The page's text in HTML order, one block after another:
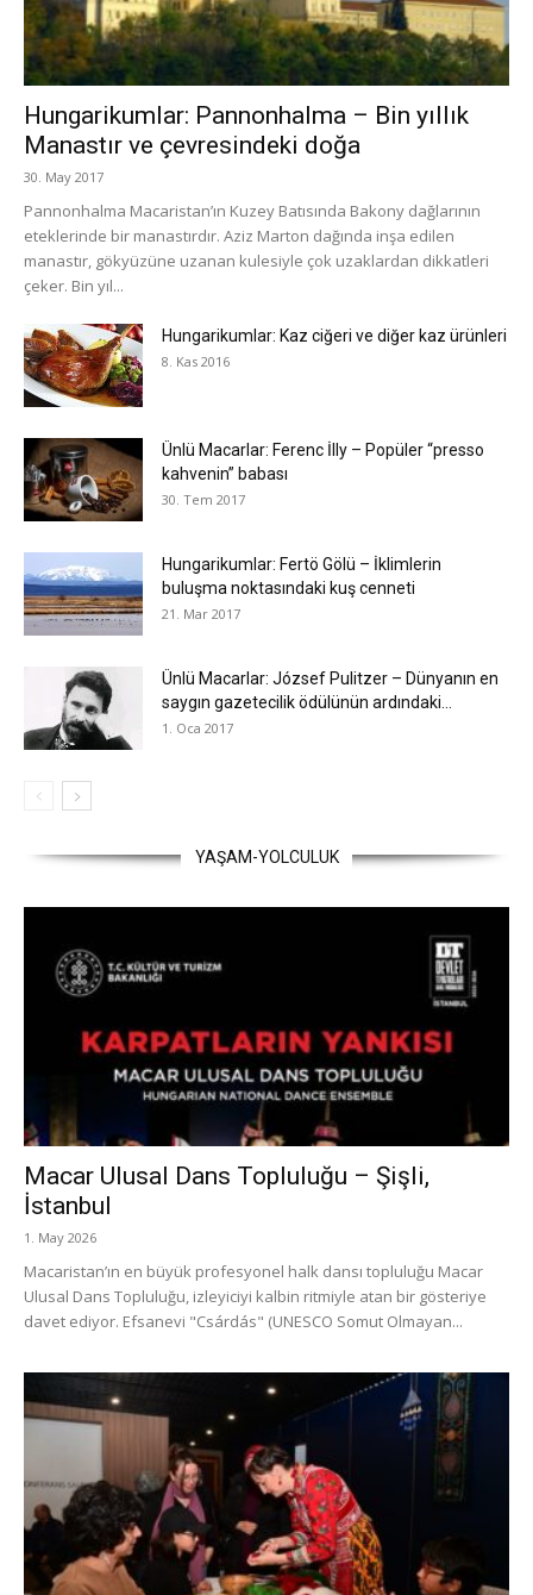
Hungarikumlar: Pannonhalma – Bin yıllık
Manastır ve çevresindeki doğa
30. May 2017
Pannonhalma Macaristan’ın Kuzey Batısında Bakony dağlarının
eteklerinde bir manastırdır. Aziz Marton dağında inşa edilen
manastır, gökyüzüne uzanan kulesiyle çok uzaklardan dikkatleri
çeker. Bin yıl...
Hungarikumlar: Kaz ciğeri ve diğer kaz ürünleri
8. Kas 2016
Ünlü Macarlar: Ferenc İlly – Popüler “presso
kahvenin” babası
30. Tem 2017
Hungarikumlar: Fertö Gölü – İklimlerin
buluşma noktasındaki kuş cenneti
21. Mar 2017
Ünlü Macarlar: József Pulitzer – Dünyanın en
saygın gazetecilik ödülünün ardındaki...
1. Oca 2017
YAŞAM-YOLCULUK
Macar Ulusal Dans Topluluğu – Şişli,
İstanbul
1. May 2026
Macaristan’ın en büyük profesyonel halk dansı topluluğu Macar
Ulusal Dans Topluluğu, izleyiciyi kalbin ritmiyle atan bir gösteriye
davet ediyor. Efsanevi "Csárdás" (UNESCO Somut Olmayan...